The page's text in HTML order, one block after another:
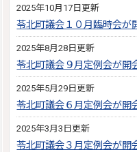
2025年10月17日更新
苓北町議会１０月臨時会が
2025年8月28日更新
苓北町議会９月定例会が開
2025年5月29日更新
苓北町議会６月定例会が開
2025年3月3日更新
苓北町議会３月定例会が開